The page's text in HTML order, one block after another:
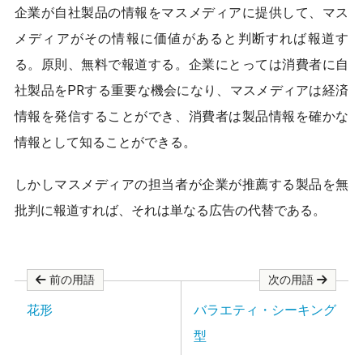
ce
b
o
o
k
企業が自社製品の情報をマスメディアに提供して、マス
メディアがその情報に価値があると判断すれば報道す
る。原則、無料で報道する。企業にとっては消費者に自
社製品をPRする重要な機会になり、マスメディアは経済
情報を発信することができ、消費者は製品情報を確かな
情報として知ることができる。
しかしマスメディアの担当者が企業が推薦する製品を無
批判に報道すれば、それは単なる広告の代替である。
前の用語
花形
次の用語
バラエティ・シーキング
型